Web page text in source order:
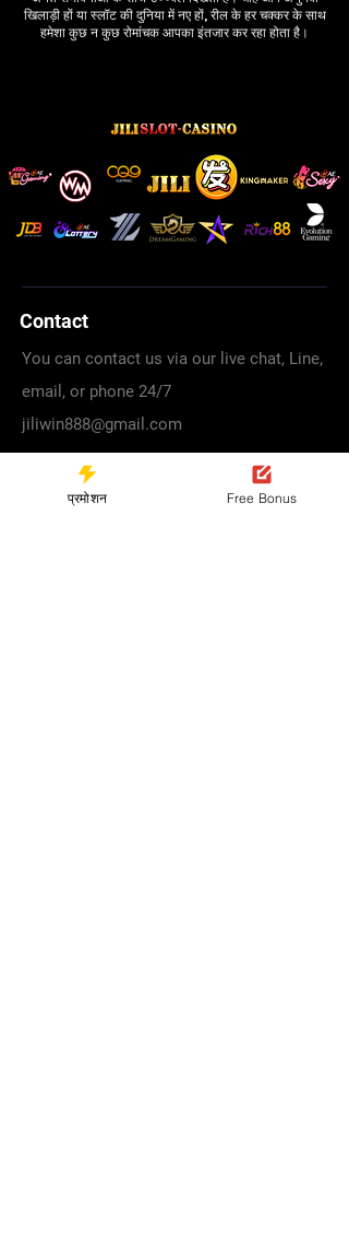
खिलाड़ी हों या स्लॉट की दुनिया में नए हों, रील के हर चक्कर के साथ
हमेशा कुछ न कुछ रोमांचक आपका इंतजार कर रहा होता है।
Contact
You can contact us via our live chat, Line,
email, or phone 24/7
jiliwin888@gmail.com
Gaming License
प्रमोशन Free Bonus